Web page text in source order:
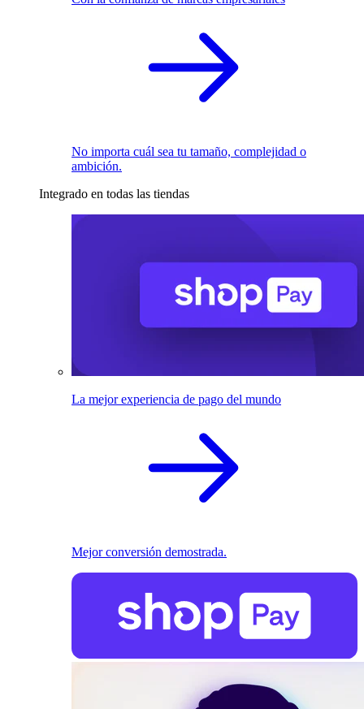
No importa cuál sea tu tamaño, complejidad o
ambición.
Integrado en todas las tiendas
La mejor experiencia de pago del mundo
Mejor conversión demostrada.